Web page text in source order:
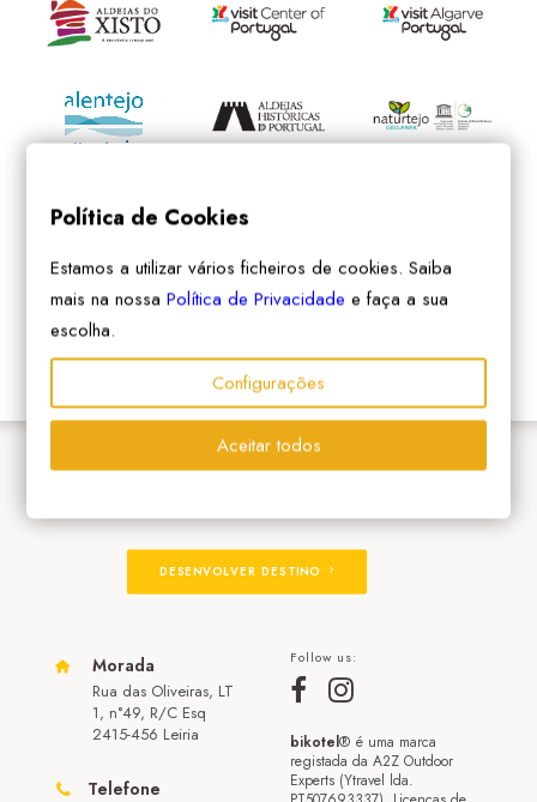
DESENVOLVER DESTINO
Morada
Rua das Oliveiras, LT
1, n°49, R/C Esq
2415-456 Leiria
Telefone
Follow us:
bikotel® é uma marca
registada da A2Z Outdoor
Experts (Ytravel lda.
Política de Cookies
Estamos a utilizar vários ficheiros de cookies. Saiba
mais na nossaPolítica de Privacidade e faça a sua
escolha.
Configurações
Aceitar todos